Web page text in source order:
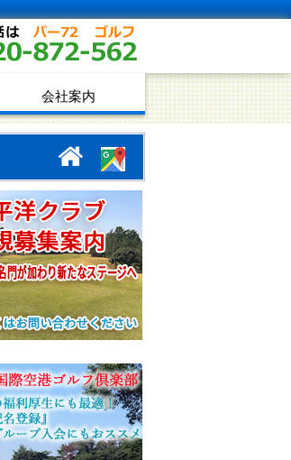
会社案内